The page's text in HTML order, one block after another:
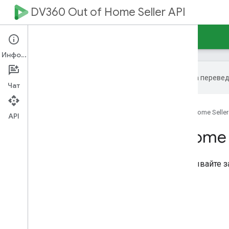
DV360 Out of Home Seller API
Эта страница
DV360 Out of Home
DV360 Out of
Управляйте инвентарем,
Информация
Чат
API